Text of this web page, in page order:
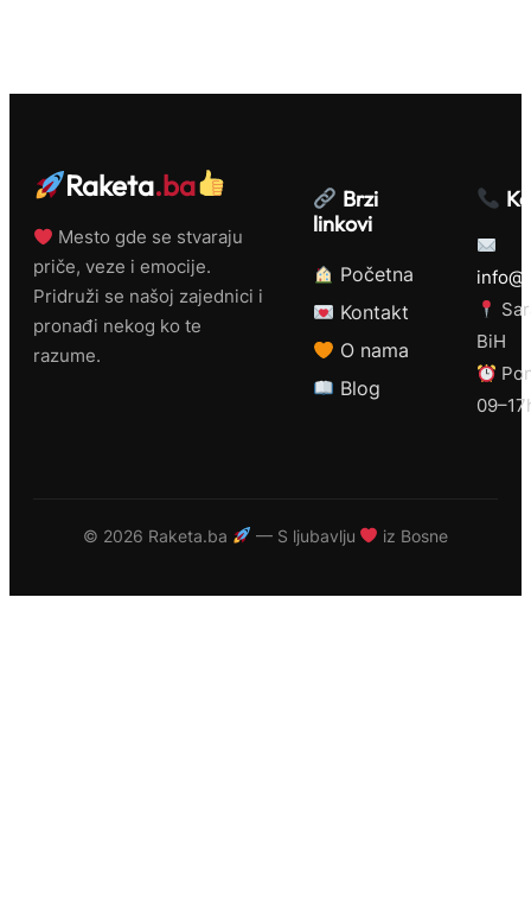
Raketa.ba
Mesto gde se stvaraju
priče, veze i emocije.
Pridruži se našoj zajednici i
pronađi nekog ko te
razume.
Brzi
linkovi
Početna
Kontakt
O nama
Blog
BiH
© 2026 Raketa.ba — S ljubavlju iz Bosne